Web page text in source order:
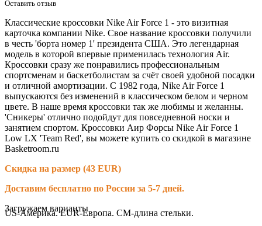
Оставить отзыв
Классические кроссовки Nike Air Force 1 - это визитная
карточка компании Nike. Свое название кроссовки получили
в честь 'борта номер 1' президента США. Это легендарная
модель в которой впервые применилась технология Air.
Кроссовки сразу же понравились профессиональным
спортсменам и баскетболистам за счёт своей удобной посадки
и отличной амортизации. С 1982 года, Nike Air Force 1
выпускаются без изменений в классическом белом и черном
цвете. В наше время кроссовки так же любимы и желанны.
'Сникеры' отлично подойдут для повседневной носки и
занятием спортом. Кроссовки Аир Форсы Nike Air Force 1
Low LX 'Team Red', вы можете купить со скидкой в магазине
Basketroom.ru
Скидка на размер (43 EUR)
Доставим бесплатно по России за 5-7 дней.
Loading...
Загружаем варианты
US-Америка. EUR-Европа. CM-длина стельки.